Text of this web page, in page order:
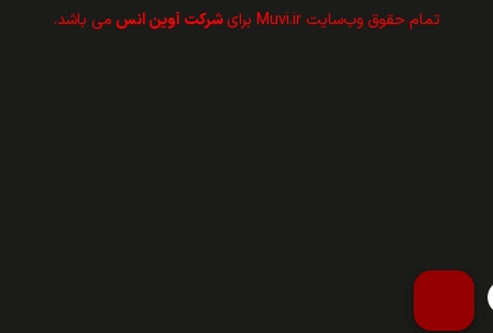
تمام حقوق وب‌سايت Muvi.ir برای شرکت آوین انس می باشد.